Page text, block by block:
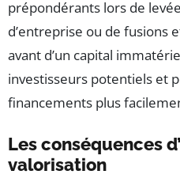
prépondérants lors de
d’entreprise ou de fusions
avant d’un capital
investisseurs potentiels et
financements plus
Les conséquences
valorisation